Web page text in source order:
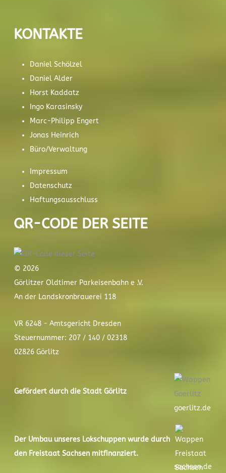
KONTAKTE
Daniel Schölzel
Daniel Alder
Horst Kaddatz
Ingo Karasinsky
Marc-Philipp Engert
Jonas Heinrich
Büro/Verwaltung
Impressum
Datenschutz
Haftungsausschluss
QR-CODE DER SEITE
© 2026
Görlitzer Oldtimer Parkeisenbahn e .V.
An der Landskronbrauerei 118
VR 6248 - Amtsgericht Dresden
Steuernummer: 207 / 140 / 02318
02826 Görlitz
Gefördert durch die Stadt Görlitz
goerlitz.de
Der Umbau unseres Lokschuppen wurde durch
den Freistaat Sachsen mitfinanziert.
sachsen.de